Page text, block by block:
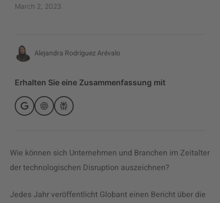
March 2, 2023
Alejandra Rodríguez Arévalo
Erhalten Sie eine Zusammenfassung mit
Wie können sich Unternehmen und Branchen im Zeitalter
der technologischen Disruption auszeichnen?
Jedes Jahr veröffentlicht Globant einen Bericht über die